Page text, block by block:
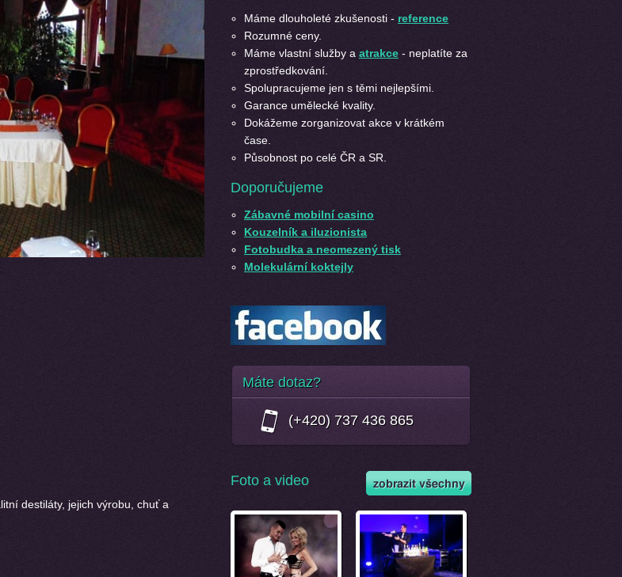
destiláty, jejich výrobu, chuť a
Máme dlouholeté zkušenosti - reference
Rozumné ceny.
Máme vlastní služby a atrakce - neplatíte za
zprostředkování.
Spolupracujeme jen s těmi nejlepšími.
Garance umělecké kvality.
Dokážeme zorganizovat akce v krátkém
čase.
Působnost po celé ČR a SR.
Doporučujeme
Zábavné mobilní casino
Kouzelník a iluzionista
Fotobudka a neomezený tisk
Molekulární koktejly
Máte dotaz?
(+420) 737 436 865
Foto a video